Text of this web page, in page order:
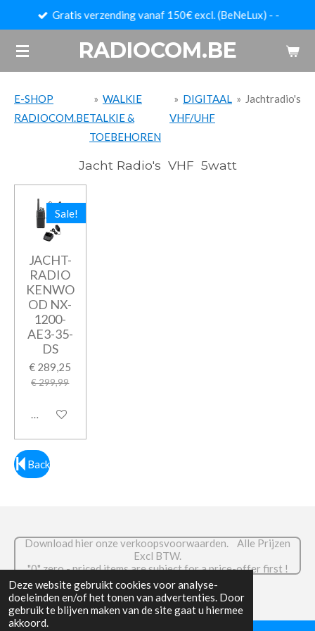
Deze website gebruikt cookies voor analyse-
doeleinden en/of het tonen van advertenties. Door
gebruik te blijven maken van de site gaat u hiermee
akkoord.
naar
de
RADIOCOM.BE
Gratis verzending vanaf 150€ excl. (BeNeLux) - -
E-SHOP
RADIOCOM.BE
» WALKIE
TALKIE &
TOEBEHOREN
» DIGITAAL
VHF/UHF
» Jachtradio's
Jacht Radio's VHF 5watt
Sale!
JACHT-
RADIO
KENWO
OD NX-
1200-
AE3-35-
DS
€ 289,25
€ 299,99
In winkelwagen
Back
Download hier onze verkoopsvoorwaarden. Alle Prijzen
Excl BTW.
."0" zero - priced items are subject for a price-offer first !
© 2026 RADIOCOM.be